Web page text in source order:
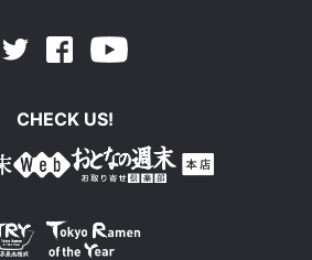
Twitter Facebook
CHECK US!